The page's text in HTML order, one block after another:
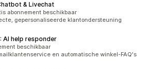
& Livechat
totaal
abonnement beschikbaar
gepersonaliseerde klantondersteuning
AI help responder
beschikbaar
en automatische winkel-FAQ's